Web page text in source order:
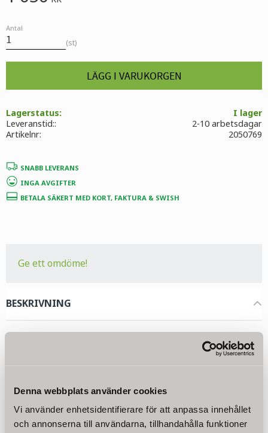
Denna webbplats använder cookies
Vi använder enhetsidentifierare för att anpassa innehållet
och annonserna till användarna, tillhandahålla funktioner
Antal
st
Lagerstatus
I lager
Artikelnr
2050769
Leveranstid: 2-10 arbetsdagar
SNABB LEVERANS
INGA AVGIFTER
BETALA SÄKERT MED KORT, FAKTURA & SWISH
Ge ett omdöme!
BESKRIVNING
Självsugande 12V dieselpump. Motoreffekten är 160 Watt som
möjliggör att pumpen har ett flöde på max. 2400 L/h.
Ingångsspänning: 12V
Effekt: 156W
Max. flöde: 40 L/min